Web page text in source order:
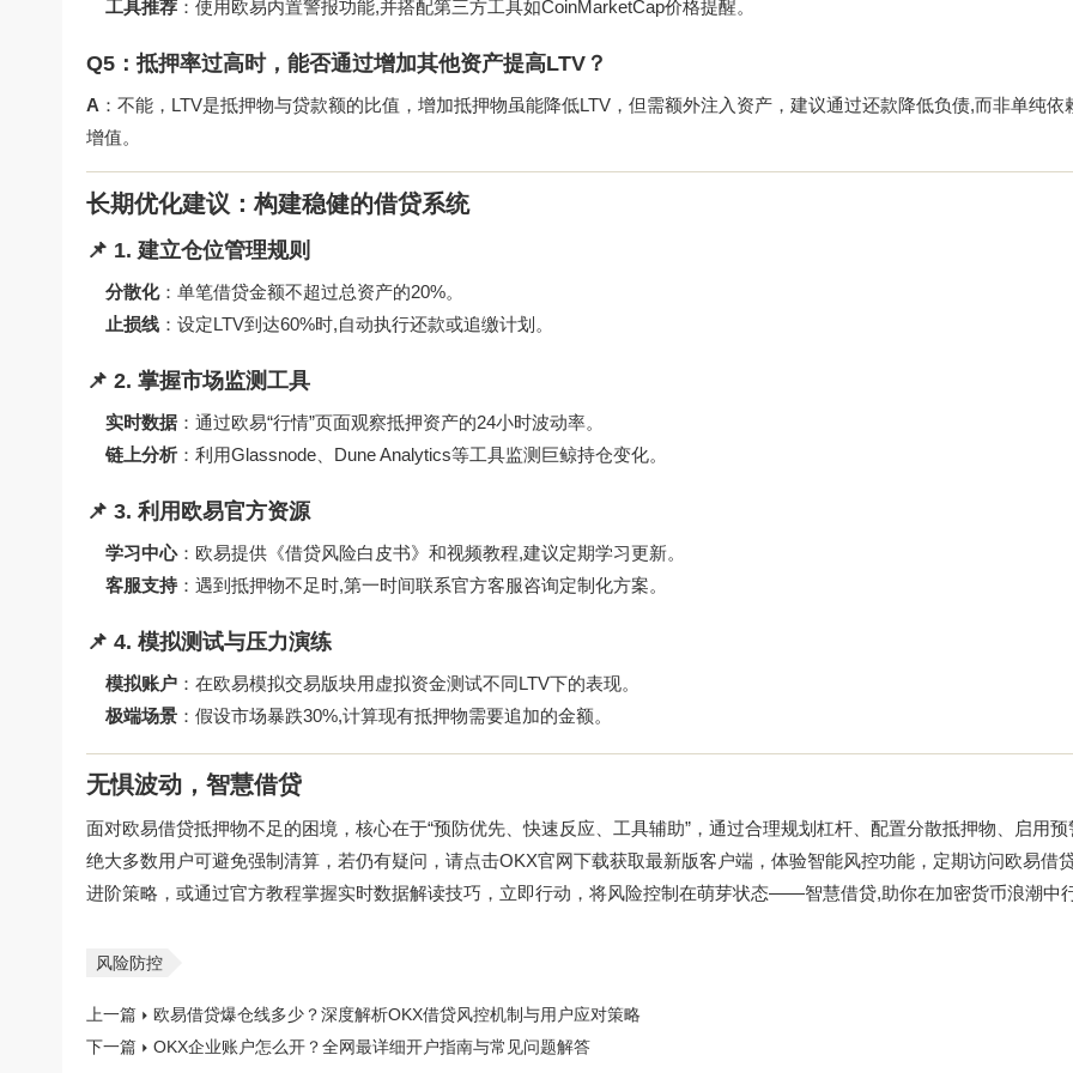
工具推荐 ：使用欧易内置警报功能,并搭配第三方工具如CoinMarketCap价格提醒。
Q5：抵押率过高时，能否通过增加其他资产提高LTV？
A ：不能，LTV是抵押物与贷款额的比值，增加抵押物虽能降低LTV，但需额外注入资产，建议通过还款降低负债,而非单纯依
增值。
长期优化建议：构建稳健的借贷系统
📌 1. 建立仓位管理规则
分散化：单笔借贷金额不超过总资产的20%。
止损线 ：设定LTV到达60%时,自动执行还款或追缴计划。
📌 2. 掌握市场监测工具
实时数据 ：通过欧易“行情”页面观察抵押资产的24小时波动率。
链上分析 ：利用Glassnode、Dune Analytics等工具监测巨鲸持仓变化。
📌 3. 利用欧易官方资源
学习中心：欧易提供《借贷风险白皮书》和视频教程,建议定期学习更新。
客服支持：遇到抵押物不足时,第一时间联系官方客服咨询定制化方案。
📌 4. 模拟测试与压力演练
模拟账户 ：在欧易模拟交易版块用虚拟资金测试不同LTV下的表现。
极端场景 ：假设市场暴跌30%,计算现有抵押物需要追加的金额。
无惧波动，智慧借贷
面对欧易借贷抵押物不足的困境，核心在于“预防优先、快速反应、工具辅助”，通过合理规划杠杆、配置分散抵押物、启用
绝大多数用户可避免强制清算，若仍有疑问，请点击OKX官网下载获取最新版客户端，体验智能风控功能，定期访问欧易借
进阶策略，或通过官方教程掌握实时数据解读技巧，立即行动，将风险控制在萌芽状态——智慧借贷,助你在加密货币浪潮中
风险防控
上一篇
欧易借贷爆仓线多少？深度解析OKX借贷风控机制与用户应对策略
下一篇
OKX企业账户怎么开？全网最详细开户指南与常见问题解答